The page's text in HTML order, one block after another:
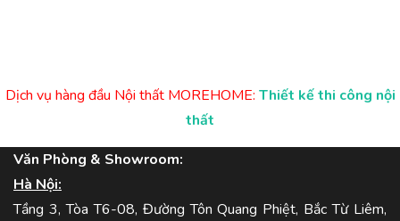
Dịch vụ hàng đầu Nội thất MOREHOME: Thiết kế thi công nội
thất
Văn Phòng & Showroom:
Hà Nội:
Tầng 3, Tòa T6-08, Đường Tôn Quang Phiệt, Bắc Từ Liêm,